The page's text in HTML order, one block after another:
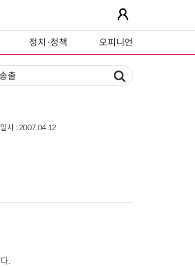
정치·정책 오피니언
자 : 2007.04.12
.